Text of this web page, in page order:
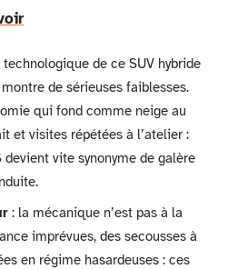
de ce SUV hybride
de sérieuses faiblesses.
qui fond comme neige au
et visites répétées à l’atelier :
devient vite synonyme de galère
: la mécanique n’est pas à la
imprévues, des secousses à
en régime hasardeuses : ces